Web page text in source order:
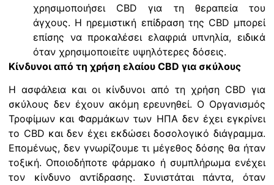
χρησιμοποιήσει CBD για τη θεραπεία του
άγχους. Η ηρεμιστική επίδραση της CBD μπορεί
επίσης να προκαλέσει ελαφριά υπνηλία, ειδικά
όταν χρησιμοποιείτε υψηλότερες δόσεις.
Κίνδυνοι από τη χρήση ελαίου CBD για σκύλους
Η ασφάλεια και οι κίνδυνοι από τη χρήση CBD για
σκύλους δεν έχουν ακόμη ερευνηθεί. Ο Οργανισμός
Τροφίμων και Φαρμάκων των ΗΠΑ δεν έχει εγκρίνει
το CBD και δεν έχει εκδώσει δοσολογικό διάγραμμα.
Επομένως, δεν γνωρίζουμε τι μέγεθος δόσης θα ήταν
τοξική. Οποιοδήποτε φάρμακο ή συμπλήρωμα ενέχει
τον κίνδυνο αντίδρασης. Συνιστάται πάντα, όταν